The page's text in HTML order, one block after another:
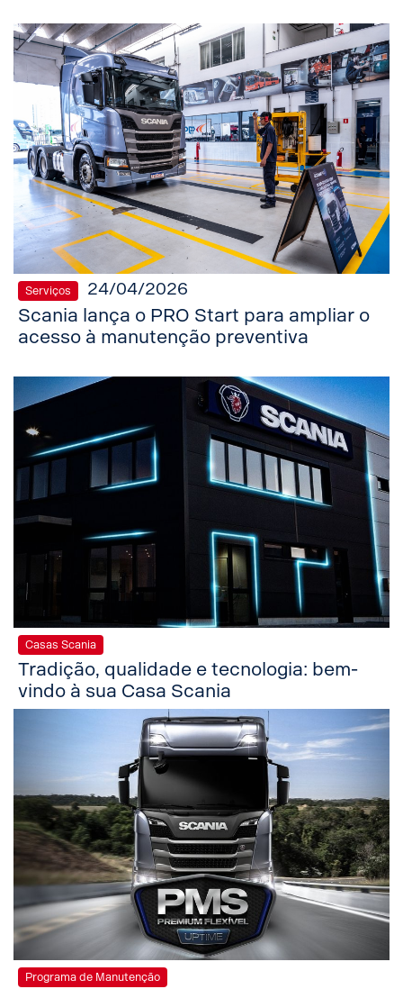
Serviços 24/04/2026
Scania lança o PRO Start para ampliar o
acesso à manutenção preventiva
Casas Scania
Tradição, qualidade e tecnologia: bem-
vindo à sua Casa Scania
Programa de Manutenção